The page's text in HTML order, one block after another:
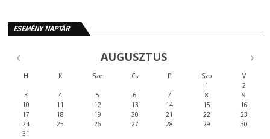
ESEMÉNY NAPTÁR
AUGUSZTUS
H K Sze Cs P Szo
V
1
2
3
4 5 6 7 8
9
10
11 12 13 14 15
16
17
18 19 20 21 22
23
24
25 26 27 28 29
30
31